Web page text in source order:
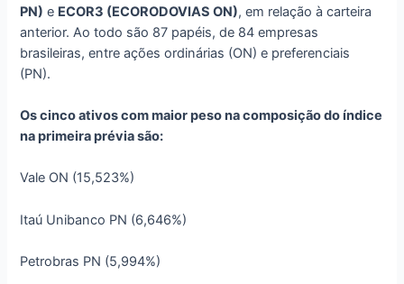
PN) e ECOR3 (ECORODOVIAS ON), em relação à carteira
anterior. Ao todo são 87 papéis, de 84 empresas
brasileiras, entre ações ordinárias (ON) e preferenciais
(PN).
Os cinco ativos com maior peso na composição do índice
na primeira prévia são:
Vale ON (15,523%)
Itaú Unibanco PN (6,646%)
Petrobras PN (5,994%)